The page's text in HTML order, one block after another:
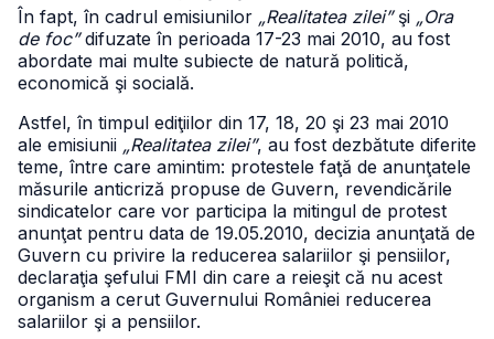
În fapt, în cadrul emisiunilor „Realitatea zilei”şi „Ora
de foc”difuzate în perioada 17-23 mai 2010, au fost
abordate mai multe subiecte de natură politică,
economică şi socială.
Astfel, în timpul ediţiilor din 17, 18, 20 şi 23 mai 2010
ale emisiunii „Realitatea zilei”, au fost dezbătute diferite
teme, între care amintim: protestele faţă de anunţatele
măsurile anticriză propuse de Guvern, revendicările
sindicatelor care vor participa la mitingul de protest
anunţat pentru data de 19.05.2010, decizia anunţată de
Guvern cu privire la reducerea salariilor şi pensiilor,
declaraţia şefului FMI din care a reieşit că nu acest
organism a cerut Guvernului României reducerea
salariilor şi a pensiilor.